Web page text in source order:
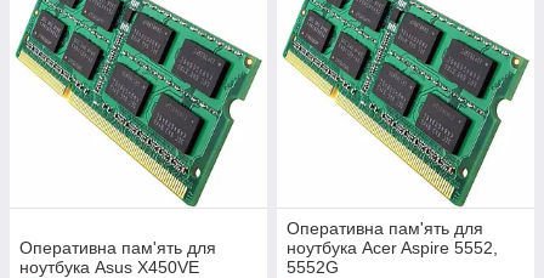
Оперативна пам'ять для
ноутбука Asus X450VE
Оперативна пам'ять для
ноутбука Acer Aspire 5552,
5552G